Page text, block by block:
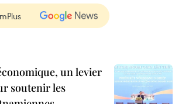
un levier
soutenir les